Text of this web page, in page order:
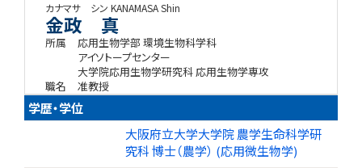
カナマサ シン KANAMASA Shin
金政 真
所属
応用生物学部 環境生物科学科
アイソトープセンター
大学院応用生物学研究科 応用生物学専攻
職名
准教授
学歴・学位
大阪府立大学大学院 農学生命科学研
究科 博士（農学） (応用微生物学)